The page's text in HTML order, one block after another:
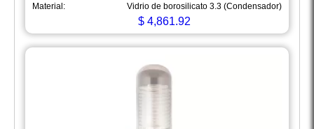
Material:
Vidrio de borosilicato 3.3 (Condensador)
$4,861.92